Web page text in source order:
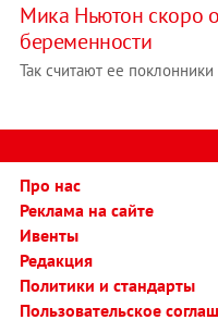
Мика Ньютон скоро
беременности
Так считают ее поклонники
Про нас
Реклама на сайте
Ивенты
Редакция
Политики и стандарты
Пользовательское